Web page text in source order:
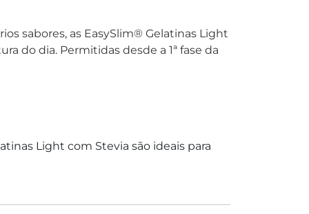
sabores, as EasySlim® Gelatinas Light
do dia. Permitidas desde a 1ª fase da
Light com Stevia são ideais para